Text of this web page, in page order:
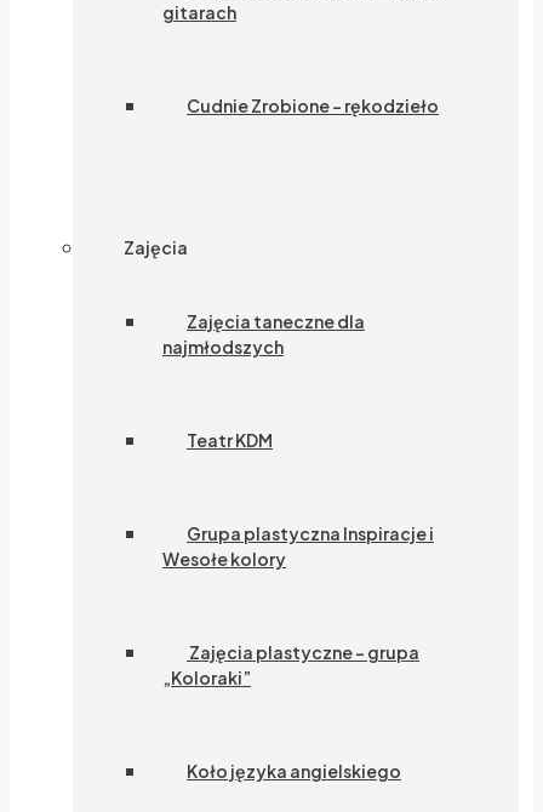
gitarach
Cudnie Zrobione – rękodzieło
Zajęcia
Zajęcia taneczne dla
najmłodszych
Teatr KDM
Grupa plastyczna Inspiracje i
Wesołe kolory
Zajęcia plastyczne – grupa
„Koloraki”
Koło języka angielskiego